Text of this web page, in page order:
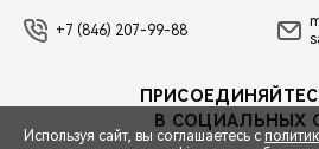
+7 (846) 207-99-88
В СОЦИАЛЬНЫХ
Используя сайт, вы соглашаетесь с